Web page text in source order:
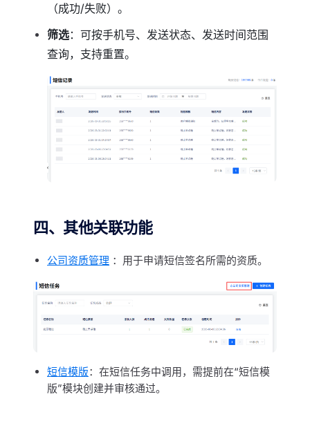
（成功/失败）。
筛选：可按手机号、发送状态、发送时间范围
查询，支持重置。
四、其他关联功能
公司资质管理 ：用于申请短信签名所需的资质。
短信模版：在短信任务中调用，需提前在“短信模
版”模块创建并审核通过。